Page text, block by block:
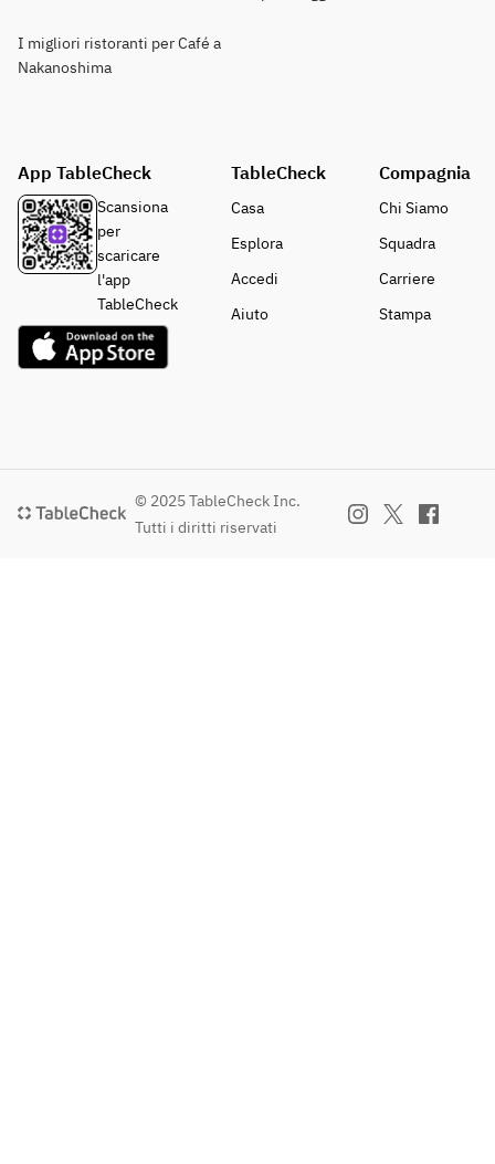
I migliori ristoranti per Café a
Nakanoshima
App TableCheck
Scansiona
per
scaricare
l'app
TableCheck
TableCheck
Casa
Esplora
Accedi
Aiuto
Compagnia
Chi Siamo
Squadra
Carriere
Stampa
© 2025 TableCheck Inc.
Tutti i diritti riservati